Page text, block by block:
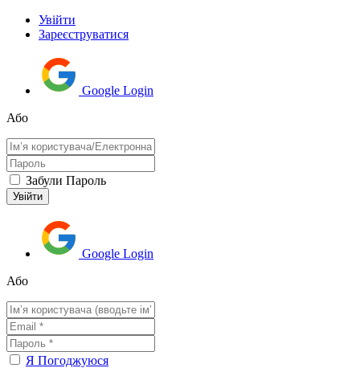
Увійти
Зареєструватися
Google Login
Або
Забули Пароль
Google Login
Або
Я Погоджуюся